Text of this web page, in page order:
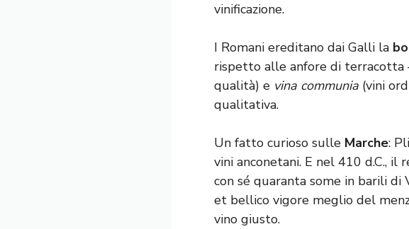
vinificazione.
I Romani ereditano dai Galli la
rispetto alle anfore di
qualità) e vina communia (vini
qualitativa.
Un fatto curioso sulle Marche:
vini anconetani. E nel 410 d.C., il
con sé quaranta some in barili
et bellico vigore meglio del
vino giusto.